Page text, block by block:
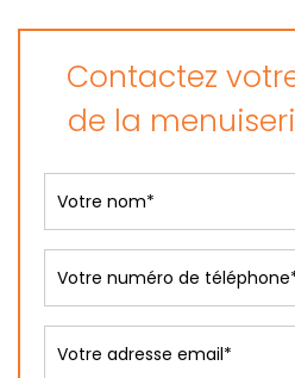
Contactez
de la